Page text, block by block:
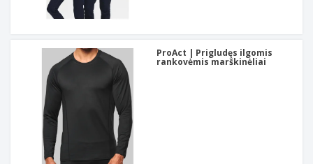
ProAct | Prigludęs ilgomis
rankovėmis marškinėliai